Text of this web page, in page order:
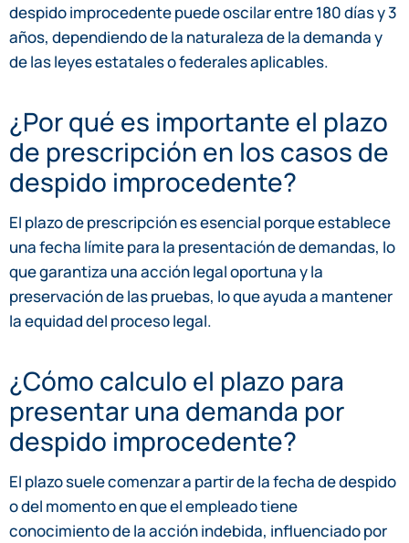
despido improcedente puede oscilar entre 180 días y 3
años, dependiendo de la naturaleza de la demanda y
de las leyes estatales o federales aplicables.
¿Por qué es importante el plazo
de prescripción en los casos de
despido improcedente?
El plazo de prescripción es esencial porque establece
una fecha límite para la presentación de demandas, lo
que garantiza una acción legal oportuna y la
preservación de las pruebas, lo que ayuda a mantener
la equidad del proceso legal.
¿Cómo calculo el plazo para
presentar una demanda por
despido improcedente?
El plazo suele comenzar a partir de la fecha de despido
o del momento en que el empleado tiene
conocimiento de la acción indebida, influenciado por